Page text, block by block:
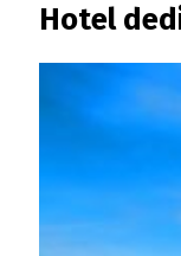
Hotel